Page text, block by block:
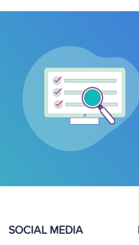
SOCIAL MEDIA